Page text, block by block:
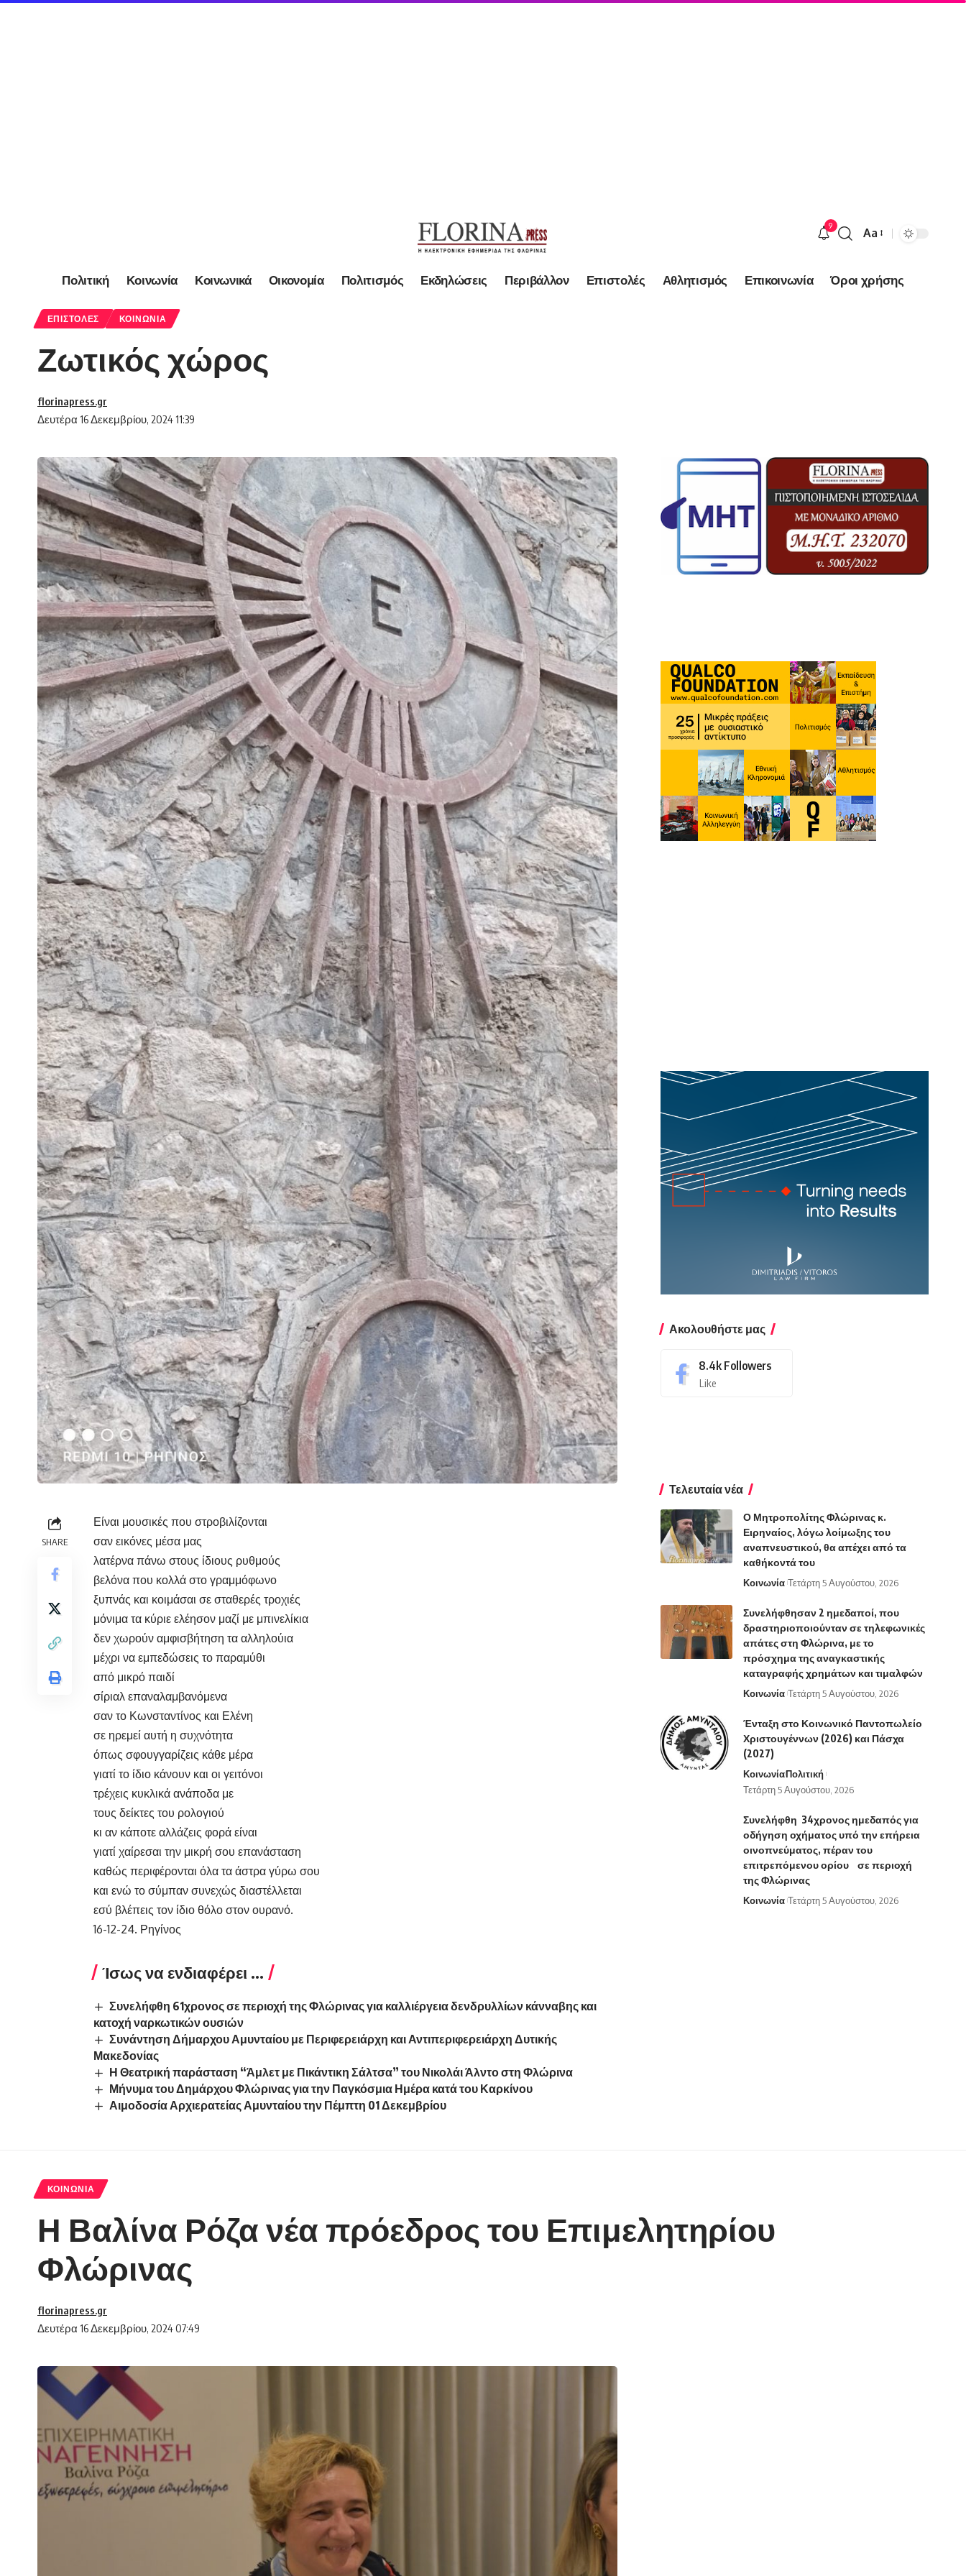
9
Font
Aa
Πολιτική Κοινωνία Κοινωνικά Οικονομία Πολιτισμός Εκδηλώσεις Περιβάλλον Επιστολές Αθλητισμός Επικοινωνία Όροι χρήσης
ΕΠΙΣΤΟΛΈΣ ΚΟΙΝΩΝΊΑ
Ζωτικός χώρος
Δευτέρα 16 Δεκεμβρίου, 2024 11:39
florinapress.gr
SHARE
Είναι μουσικές που στροβιλίζονται
σαν εικόνες μέσα μας
λατέρνα πάνω στους ίδιους ρυθμούς
βελόνα που κολλά στο γραμμόφωνο
ξυπνάς και κοιμάσαι σε σταθερές τροχιές
μόνιμα τα κύριε ελέησον μαζί με μπινελίκια
δεν χωρούν αμφισβήτηση τα αλληλούια
μέχρι να εμπεδώσεις το παραμύθι
από μικρό παιδί
σίριαλ επαναλαμβανόμενα
σαν το Κωνσταντίνος και Ελένη
σε ηρεμεί αυτή η συχνότητα
όπως σφουγγαρίζεις κάθε μέρα
γιατί το ίδιο κάνουν και οι γειτόνοι
τρέχεις κυκλικά ανάποδα με
τους δείκτες του ρολογιού
κι αν κάποτε αλλάζεις φορά είναι
γιατί χαίρεσαι την μικρή σου επανάσταση
καθώς περιφέρονται όλα τα άστρα γύρω σου
και ενώ το σύμπαν συνεχώς διαστέλλεται
εσύ βλέπεις τον ίδιο θόλο στον ουρανό.
16-12-24. Ρηγίνος
Ίσως να ενδιαφέρει ...
Συνελήφθη 61χρονος σε περιοχή της Φλώρινας για καλλιέργεια δενδρυλλίων κάνναβης και
κατοχή ναρκωτικών ουσιών
Συνάντηση Δήμαρχου Αμυνταίου με Περιφερειάρχη και Αντιπεριφερειάρχη Δυτικής
Μακεδονίας
Η Θεατρική παράσταση “Άμλετ με Πικάντικη Σάλτσα” του Νικολάι Άλντο στη Φλώρινα
Μήνυμα του Δημάρχου Φλώρινας για την Παγκόσμια Ημέρα κατά του Καρκίνου
Αιμοδοσία Αρχιερατείας Αμυνταίου την Πέμπτη 01 Δεκεμβρίου
Ακολουθήστε μας
8.4k Followers
Like
Τελευταία νέα
Ο Μητροπολίτης Φλώρινας κ.
Ειρηναίος, λόγω λοίμωξης του
αναπνευστικού, θα απέχει από τα
καθήκοντά του
Κοινωνία Τετάρτη 5 Αυγούστου, 2026
Συνελήφθησαν 2 ημεδαποί, που
δραστηριοποιούνταν σε τηλεφωνικές
απάτες στη Φλώρινα, με το
πρόσχημα της αναγκαστικής
καταγραφής χρημάτων και τιμαλφών
Κοινωνία Τετάρτη 5 Αυγούστου, 2026
Ένταξη στο Κοινωνικό Παντοπωλείο
Χριστουγέννων (2026) και Πάσχα
(2027)
ΚοινωνίαΠολιτική
Τετάρτη 5 Αυγούστου, 2026
Συνελήφθη 34χρονος ημεδαπός για
οδήγηση οχήματος υπό την επήρεια
οινοπνεύματος, πέραν του
επιτρεπόμενου ορίου σε περιοχή
της Φλώρινας
Κοινωνία Τετάρτη 5 Αυγούστου, 2026
ΚΟΙΝΩΝΊΑ
Η Βαλίνα Ρόζα νέα πρόεδρος του Επιμελητηρίου
Φλώρινας
Δευτέρα 16 Δεκεμβρίου, 2024 07:49
florinapress.gr